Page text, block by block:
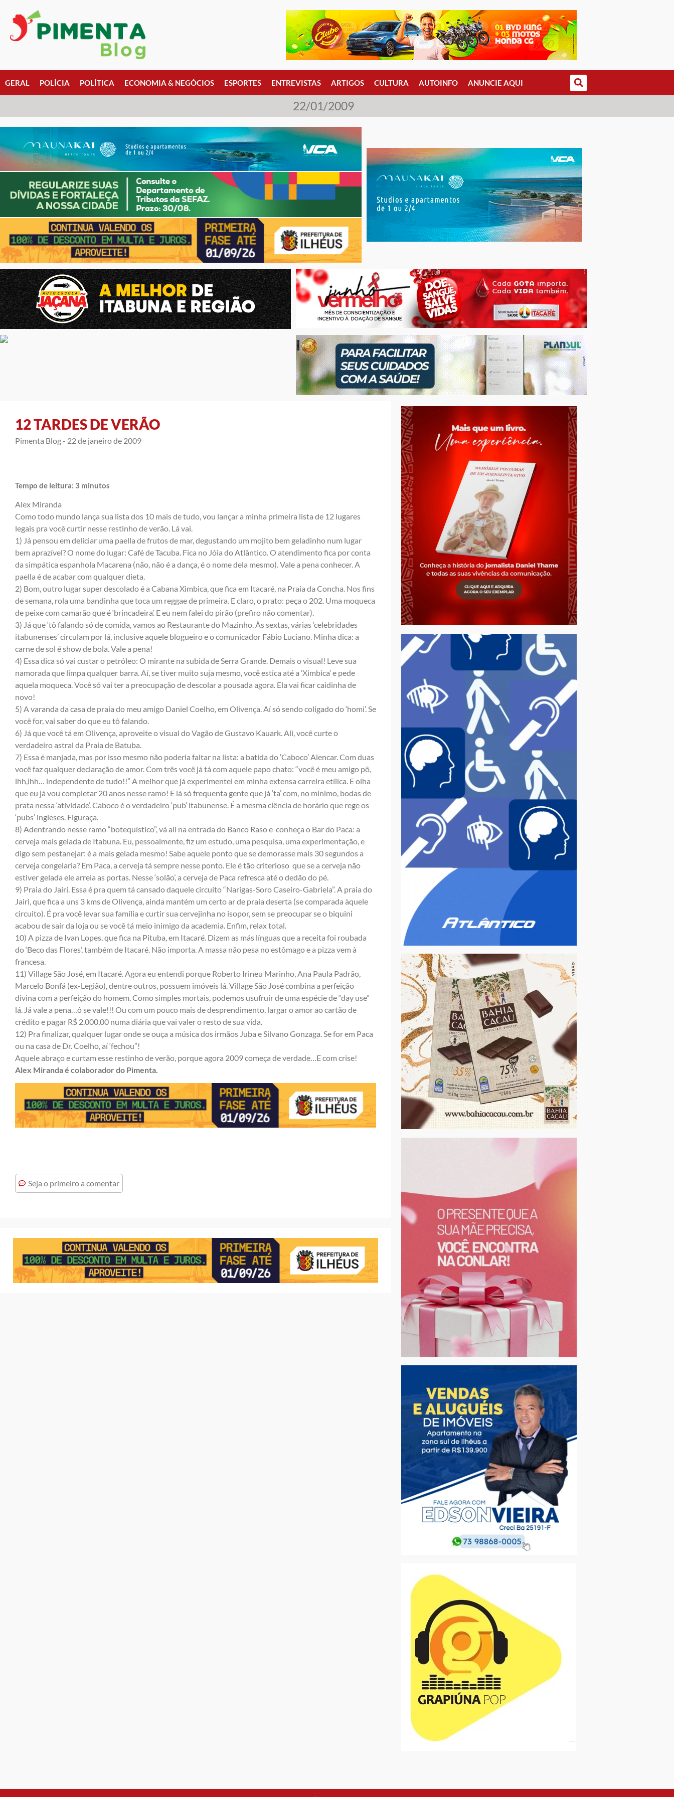
GERAL POLÍCIA POLÍTICA ECONOMIA & NEGÓCIOS ESPORTES ENTREVISTAS ARTIGOS CULTURA AUTOINFO ANUNCIE AQUI
22/01/2009
12 TARDES DE VERÃO
Pimenta Blog - 22 de janeiro de 2009
Tempo de leitura: 3 minutos
Alex Miranda
Como todo mundo lança sua lista dos 10 mais de tudo, vou lançar a minha primeira lista de 12 lugares
legais pra você curtir nesse restinho de verão. Lá vai.
1) Já pensou em deliciar uma paella de frutos de mar, degustando um mojito bem geladinho num lugar
bem aprazível? O nome do lugar: Café de Tacuba. Fica no Jóia do Atlântico. O atendimento fica por conta
da simpática espanhola Macarena (não, não é a dança, é o nome dela mesmo). Vale a pena conhecer. A
paella é de acabar com qualquer dieta.
2) Bom, outro lugar super descolado é a Cabana Ximbica, que fica em Itacaré, na Praia da Concha. Nos fins
de semana, rola uma bandinha que toca um reggae de primeira. E claro, o prato: peça o 202. Uma moqueca
de peixe com camarão que é ‘brincadeira’. E eu nem falei do pirão (prefiro não comentar).
3) Já que ‘tô falando só de comida, vamos ao Restaurante do Mazinho. Às sextas, várias ‘celebridades
itabunenses’ circulam por lá, inclusive aquele blogueiro e o comunicador Fábio Luciano. Minha dica: a
carne de sol é show de bola. Vale a pena!
4) Essa dica só vai custar o petróleo: O mirante na subida de Serra Grande. Demais o visual! Leve sua
namorada que limpa qualquer barra. Aí, se tiver muito suja mesmo, você estica até a ‘Ximbica’ e pede
aquela moqueca. Você só vai ter a preocupação de descolar a pousada agora. Ela vai ficar caidinha de
novo!
5) A varanda da casa de praia do meu amigo Daniel Coelho, em Olivença. Aí só sendo coligado do ‘homi’. Se
você for, vai saber do que eu tô falando.
6) Já que você tá em Olivença, aproveite o visual do Vagão de Gustavo Kauark. Ali, você curte o
verdadeiro astral da Praia de Batuba.
7) Essa é manjada, mas por isso mesmo não poderia faltar na lista: a batida do ‘Caboco’ Alencar. Com duas
você faz qualquer declaração de amor. Com três você já tá com aquele papo chato: “você é meu amigo pô,
ihh,ihh… independente de tudo!!” A melhor que já experimentei em minha extensa carreira etílica. E olha
que eu já vou completar 20 anos nesse ramo! E lá só frequenta gente que já ‘ta’ com, no mínimo, bodas de
prata nessa ‘atividade’. Caboco é o verdadeiro ‘pub’ itabunense. É a mesma ciência de horário que rege os
‘pubs’ ingleses. Figuraça.
8) Adentrando nesse ramo “botequístico”, vá ali na entrada do Banco Raso e conheça o Bar do Paca: a
cerveja mais gelada de Itabuna. Eu, pessoalmente, fiz um estudo, uma pesquisa, uma experimentação, e
digo sem pestanejar: é a mais gelada mesmo! Sabe aquele ponto que se demorasse mais 30 segundos a
cerveja congelaria? Em Paca, a cerveja tá sempre nesse ponto. Ele é tão criterioso que se a cerveja não
estiver gelada ele arreia as portas. Nesse ‘solão’, a cerveja de Paca refresca até o dedão do pé.
9) Praia do Jairi. Essa é pra quem tá cansado daquele circuito “Narigas-Soro Caseiro-Gabriela”. A praia do
Jairi, que fica a uns 3 kms de Olivença, ainda mantém um certo ar de praia deserta (se comparada àquele
circuito). É pra você levar sua família e curtir sua cervejinha no isopor, sem se preocupar se o biquini
acabou de sair da loja ou se você tá meio inimigo da academia. Enfim, relax total.
10) A pizza de Ivan Lopes, que fica na Pituba, em Itacaré. Dizem as más línguas que a receita foi roubada
do ‘Beco das Flores’, também de Itacaré. Não importa. A massa não pesa no estômago e a pizza vem à
francesa.
11) Village São José, em Itacaré. Agora eu entendi porque Roberto Irineu Marinho, Ana Paula Padrão,
Marcelo Bonfá (ex-Legião), dentre outros, possuem imóveis lá. Village São José combina a perfeição
divina com a perfeição do homem. Como simples mortais, podemos usufruir de uma espécie de “day use”
lá. Já vale a pena…ô se vale!!! Ou com um pouco mais de desprendimento, largar o amor ao cartão de
crédito e pagar R$ 2.000,00 numa diária que vai valer o resto de sua vida.
12) Pra finalizar, qualquer lugar onde se ouça a música dos irmãos Juba e Silvano Gonzaga. Se for em Paca
ou na casa de Dr. Coelho, aí ‘fechou”!
Aquele abraço e curtam esse restinho de verão, porque agora 2009 começa de verdade…E com crise!
Alex Miranda é colaborador do Pimenta.
Seja o primeiro a comentar